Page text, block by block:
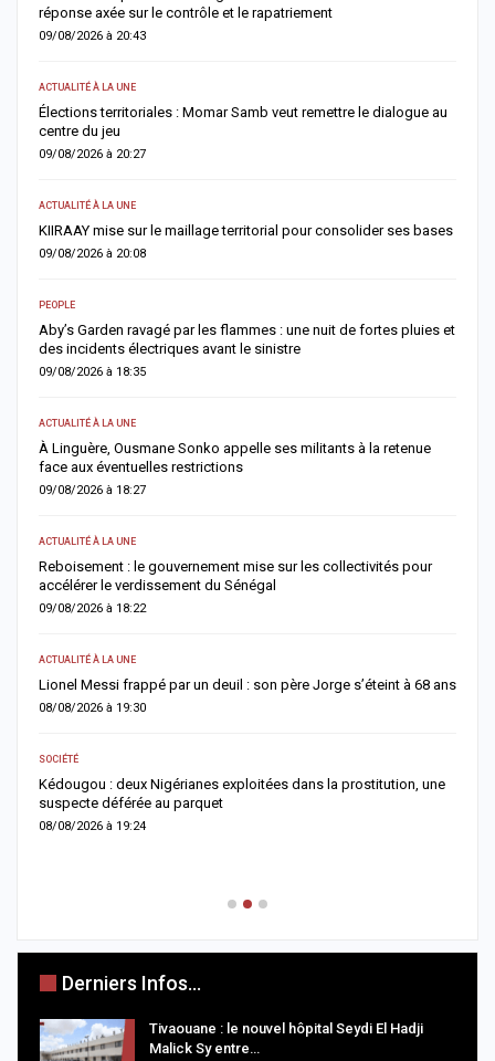
réponse axée sur le contrôle et le rapatriement
09/08/2026 à 20:43
ACTUALITÉ À LA UNE
Élections territoriales : Momar Samb veut remettre le dialogue au
centre du jeu
09/08/2026 à 20:27
ACTUALITÉ À LA UNE
KIIRAAY mise sur le maillage territorial pour consolider ses bases
09/08/2026 à 20:08
PEOPLE
Aby’s Garden ravagé par les flammes : une nuit de fortes pluies et
des incidents électriques avant le sinistre
09/08/2026 à 18:35
ACTUALITÉ À LA UNE
À Linguère, Ousmane Sonko appelle ses militants à la retenue
face aux éventuelles restrictions
09/08/2026 à 18:27
ACTUALITÉ À LA UNE
Reboisement : le gouvernement mise sur les collectivités pour
accélérer le verdissement du Sénégal
09/08/2026 à 18:22
ACTUALITÉ À LA UNE
Lionel Messi frappé par un deuil : son père Jorge s’éteint à 68 ans
08/08/2026 à 19:30
SOCIÉTÉ
Kédougou : deux Nigérianes exploitées dans la prostitution, une
suspecte déférée au parquet
08/08/2026 à 19:24
Derniers Infos...
Tivaouane : le nouvel hôpital Seydi El Hadji
Malick Sy entre…